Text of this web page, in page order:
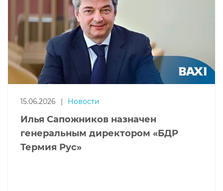
15.06.2026 | Новости
Илья Сапожников назначен
генеральным директором «БДР
Термия Рус»